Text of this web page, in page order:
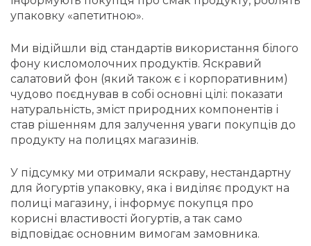
упаковку «апетитною».
Ми відійшли від стандартів використання білого
фону кисломолочних продуктів. Яскравий
салатовий фон (який також є і корпоративним)
чудово поєднував в собі основні цілі: показати
натуральність, зміст природних компонентів і
став рішенням для залучення уваги покупців до
продукту на полицях магазинів.
У підсумку ми отримали яскраву, нестандартну
для йогуртів упаковку, яка і виділяє продукт на
полиці магазину, і інформує покупця про
корисні властивості йогуртів, а так само
відповідає основним вимогам замовника.